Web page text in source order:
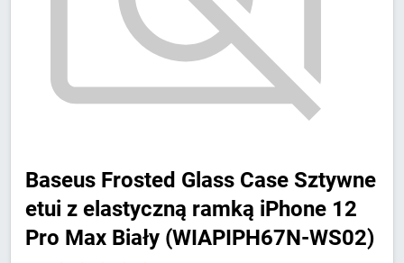
Baseus Frosted Glass Case Sztywne
etui z elastyczną ramką iPhone 12
Pro Max Biały (WIAPIPH67N-WS02)